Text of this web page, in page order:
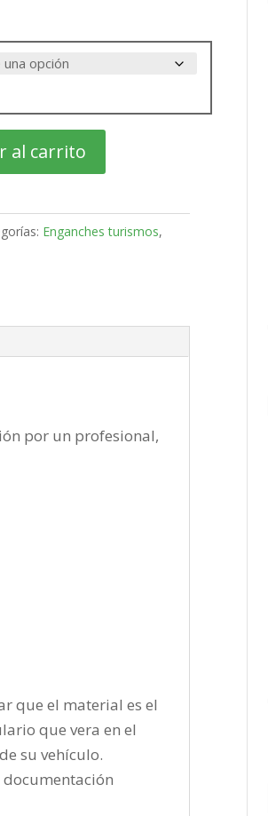
al carrito
Enganches turismos,
por un profesional,
que el material es el
que vera en el
su vehículo.